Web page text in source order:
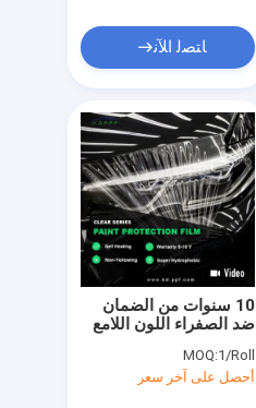
ﺎﺘﺼﻟ ﺍﻶﻧ
10 سنوات من الضمان
ضد الصفراء اللون اللامع
الذاتيMOQ:1/Roll
أحصل على آخر سعر